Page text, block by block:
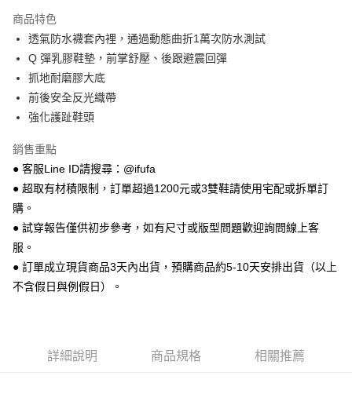
悠遊付
Google Pay
全盈+PAY
AFTEE先享後付
【關於「AFTEE先享後付」】
AFTEE先享後付是「在收到商品之後才付款」的支付方式。 讓您購物簡單
１．簡單：不需註冊會員、不需綁卡、不需儲值。
２．便利：只要手機號碼，簡訊認證，即可結帳。
３．安心：先確認商品／服務後，再付款。
【「AFTEE先享後付」結帳流程】
１．於結帳方式選擇「AFTEE先享後付」後，將跳轉至「AFTEE先享後付」
２．訂單成立數日內，您將收到繳費通知簡訊。
購買商品的店家。未經商家同意取消之訂單仍視為有效，需透過AFTEE先享
後付繳納相關費用。
ATM付款
運送方式
全家 取貨付款
每筆NT$70，滿NT$999(含以上)免運費
付款後 全家取貨
每筆NT$70，滿NT$999(含以上)免運費
商品特色
透氣防水襪套內裡，通過動態曲折1萬次防水測試
Q 彈乳膠鞋墊，前掌舒壓、後跟避震回彈
抓地耐磨膠大底
前後安全反光織帶
強化護趾鞋頭
銷售重點
● 客服Line ID請搜尋：@ifufa
● 超取有材積限制，訂單超過1200元或3雙鞋請使用宅配或拆單訂
購。
● 試穿報告僅供初步參考，如有尺寸或版型問題歡迎詢問線上客
服。
● 訂單成立現貨商品3天內出貨，預購商品約5-10天安排出貨（以上
不含假日與例假日）。
詳細說明 商品規格 相關推薦